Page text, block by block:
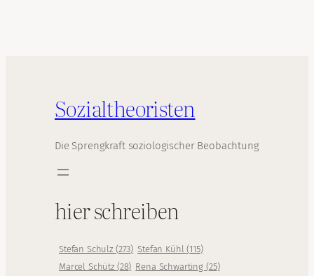
Sozialtheoristen
Die Sprengkraft soziologischer Beobachtung
hier schreiben
Stefan Schulz (273) Stefan Kühl(115)
Marcel Schütz (28) Rena Schwarting (25)